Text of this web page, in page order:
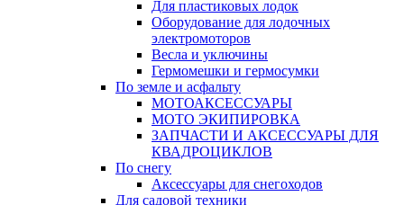
Для пластиковых лодок
Оборудование для лодочных
электромоторов
Весла и уключины
Гермомешки и гермосумки
По земле и асфальту
МОТОАКСЕССУАРЫ
МОТО ЭКИПИРОВКА
ЗАПЧАСТИ И АКСЕССУАРЫ ДЛЯ
КВАДРОЦИКЛОВ
По снегу
Аксессуары для снегоходов
Для садовой техники